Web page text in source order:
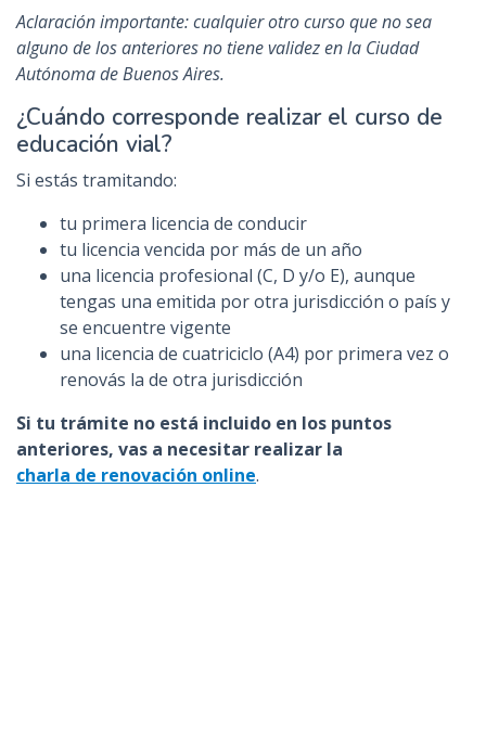
Aclaración importante: cualquier otro curso que no sea
alguno de los anteriores no tiene validez en la Ciudad
Autónoma de Buenos Aires.
¿Cuándo corresponde realizar el curso de
educación vial?
Si estás tramitando:
tu primera licencia de conducir
tu licencia vencida por más de un año
una licencia profesional (C, D y/o E), aunque
tengas una emitida por otra jurisdicción o país y
se encuentre vigente
una licencia de cuatriciclo (A4) por primera vez o
renovás la de otra jurisdicción
Si tu trámite no está incluido en los puntos
anteriores, vas a necesitar realizar la
charla de renovación online.